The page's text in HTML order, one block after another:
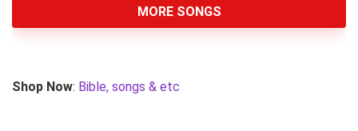
MORE SONGS
Shop Now: Bible, songs & etc